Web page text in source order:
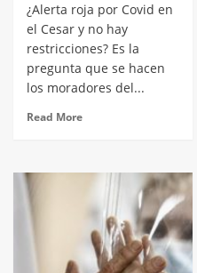
¿Alerta roja por Covid en
el Cesar y no hay
restricciones? Es la
pregunta que se hacen
los moradores del...
Read More